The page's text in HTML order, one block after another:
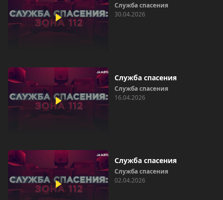
Служба спасения
30.04.2026
Служба спасения
Служба спасения
16.04.2026
Служба спасения
Служба спасения
02.04.2026